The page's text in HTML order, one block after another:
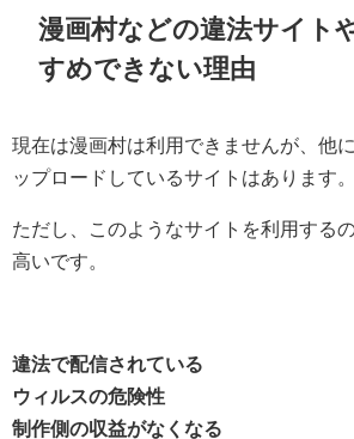
漫画村などの違法サイト
すめできない理由
現在は漫画村は利用できませんが、他
ップロードしているサイトはあります。
ただし、このようなサイトを利用する
高いです。
違法で配信されている
ウィルスの危険性
制作側の収益がなくなる